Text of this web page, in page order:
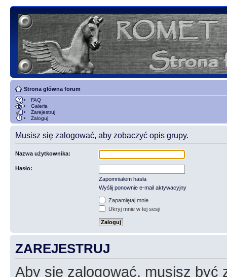
Strona główna forum
FAQ
Galeria
Zarejestruj
Zaloguj
Musisz się zalogować, aby zobaczyć opis grupy.
Nazwa użytkownika:
Hasło:
Zapomniałem hasła
Wyślij ponownie e-mail aktywacyjny
Zapamiętaj mnie
Ukryj mnie w tej sesji
ZAREJESTRUJ
Aby się zalogować, musisz być